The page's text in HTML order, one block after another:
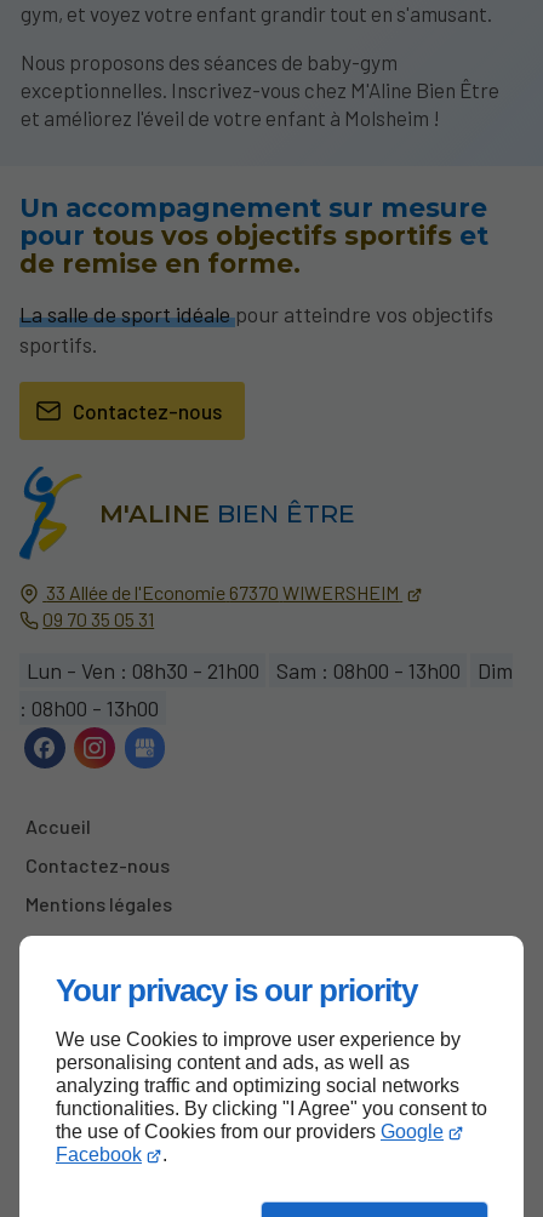
Your privacy is our priority
We use Cookies to improve user experience by
personalising content and ads, as well as
analyzing traffic and optimizing social networks
functionalities. By clicking "I Agree" you consent to
the use of Cookies from our providers Google
Facebook
.
gym, et voyez votre enfant grandir tout en s'amusant.
Nous proposons des séances de baby-gym
exceptionnelles. Inscrivez-vous chez M'Aline Bien Être
et améliorez l'éveil de votre enfant à Molsheim !
M'ALINE BIEN ÊTRE
33 Allée de l'Economie 67370 WIWERSHEIM
09 70 35 05 31
Lun - Ven : 08h30 - 21h00 Sam : 08h00 - 13h00
Dim
: 08h00 - 13h00
Accueil
Contactez-nous
Mentions légales
Plan du site
Un accompagnement sur mesure
pour tous vos objectifs sportifs et
de remise en forme.
La salle de sport idéalepour atteindre vos objectifs
sportifs.
Contactez-nous
Haut de page